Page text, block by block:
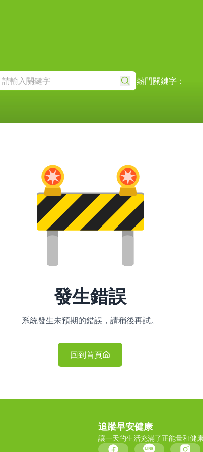
熱門關鍵字：
發生錯誤
系統發生未預期的錯誤，請稍後再試。
回到首頁
追蹤早安健康
讓一天的生活充滿了正能量和健